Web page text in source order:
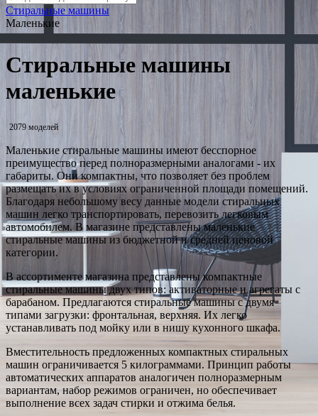
Стиральные машины
Маленькие
Стиральные машины
маленькие
2079 моделей
Маленькие стиральные машины имеют бесспорное
преимущество перед полноразмерными аналогами - их
габариты. Они компактны, что позволяет без проблем
размещать их в условиях ограниченной площади помещений.
Благодаря небольшому весу данные модели стиральных
машин легко транспортировать, перевозить легковым
автомобилем. В магазине представлены маленькие
стиральные машины из бюджетной и средней ценовой
категории.
В ассортименте магазина представлены компактные
стиральные машины двух типов: активаторные и агрегаты с
барабаном. Предлагаются стиральные машины с двумя
типами загрузки: фронтальная, верхняя. Их легко
устанавливать под мойку или в нишу кухонного шкафа.
Вместительность предложенных компактных стиральных
машин ограничивается 5 килограммами. Принцип работы
автоматических аппаратов аналогичен полноразмерным
вариантам, набор режимов ограничен, но обеспечивает
выполнение всех задач стирки и отжима белья.